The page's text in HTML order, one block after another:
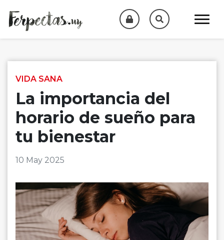
VIDA SANA
La importancia del
horario de sueño para
tu bienestar
10 May 2025